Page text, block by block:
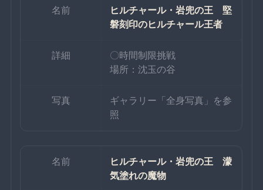
名前
ヒルチャール・岩兜の王　堅
磐刻印のヒルチャール王者
詳細
〇時間制限挑戦
場所：沈玉の谷
写真
ギャラリー「全身写真」を参
照
名前
ヒルチャール・岩兜の王　濛
気塗れの魔物